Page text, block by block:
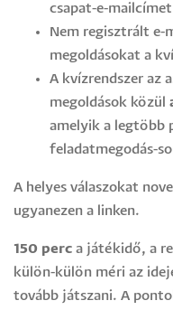
csapat-e-
Nem regisztrált
megoldásokat a
A kvízrendszer az
megoldások közül
amelyik a legtöbb
feladatmegodás-
A helyes válaszokat
ugyanezen a linken.
150 perc a játékidő, a
külön-külön méri az
tovább játszani. A